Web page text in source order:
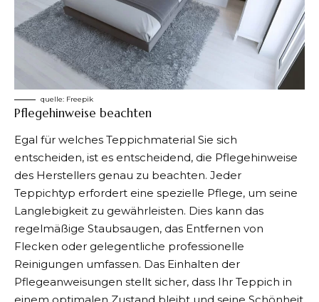
quelle: Freepik
Pflegehinweise beachten
Egal für welches Teppichmaterial Sie sich
entscheiden, ist es entscheidend, die Pflegehinweise
des Herstellers genau zu beachten. Jeder
Teppichtyp erfordert eine spezielle Pflege, um seine
Langlebigkeit zu gewährleisten. Dies kann das
regelmäßige Staubsaugen, das Entfernen von
Flecken oder gelegentliche professionelle
Reinigungen umfassen. Das Einhalten der
Pflegeanweisungen stellt sicher, dass Ihr Teppich in